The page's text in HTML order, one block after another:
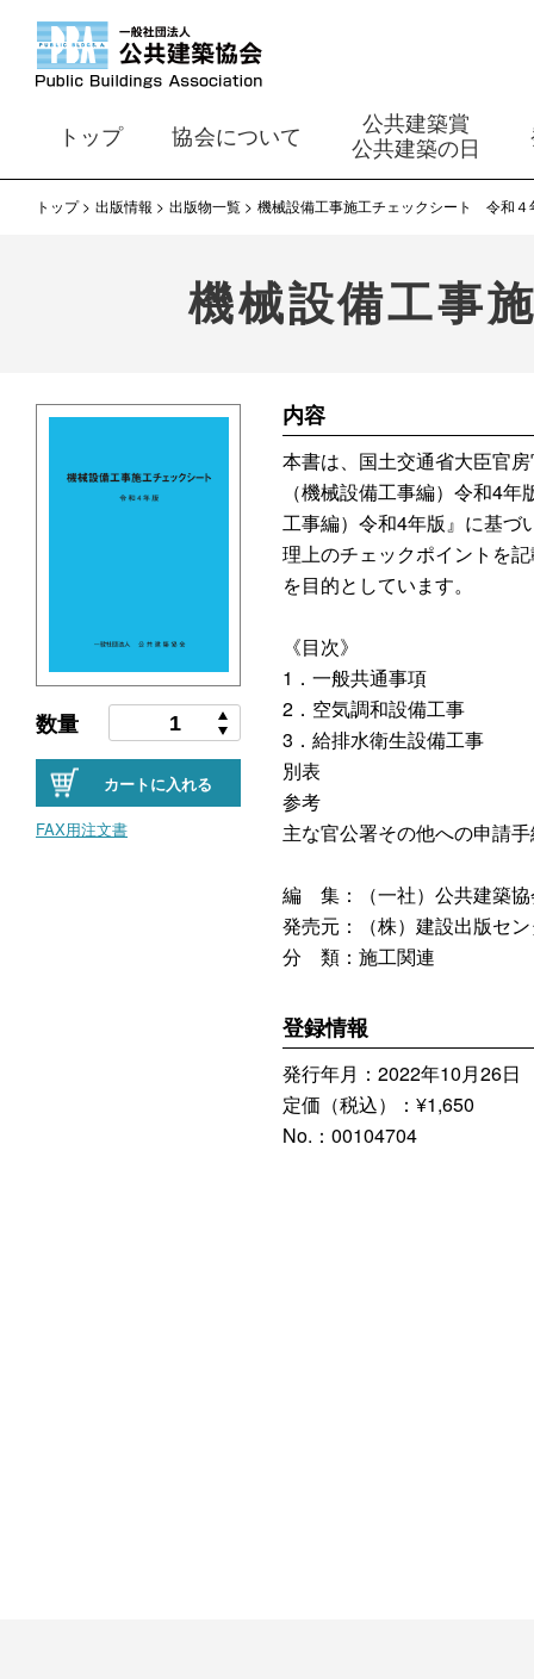
トップ 協会について
公共建築賞
公共建築の日
トップ 出版情報 出版物一覧 機械設備工事施工チェックシート 令和４
機械設備工事
数量
カートに入れる
FAX用注文書
内容
本書は、国土交通省大臣官
（機械設備工事編）令和4
工事編）令和4年版』に基づ
理上のチェックポイントを
を目的としています。
《目次》
1．一般共通事項
2．空気調和設備工事
3．給排水衛生設備工事
別表
参考
主な官公署その他への申請
編 集：（一社）公共建築
発売元：（株）建設出版セ
分 類：施工関連
登録情報
発行年月：2022年10月26日
定価（税込）：¥1,650
No.：00104704